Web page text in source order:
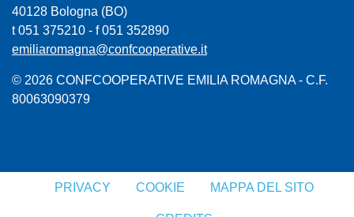
40128 Bologna (BO)
t 051 375210 - f 051 352890
emiliaromagna@confcooperative.it
© 2026 CONFCOOPERATIVE EMILIA ROMAGNA - C.F.
80063090379
PRIVACY COOKIE MAPPA DEL SITO